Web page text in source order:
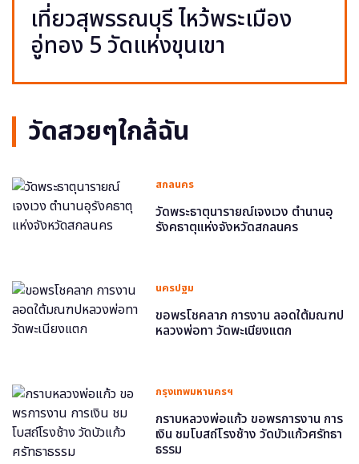
เที่ยวสุพรรณบุรี ไหว้พระเมือง
อู่ทอง 5 วัดแห่งขุนเขา
วัดสวยๆใกล้ฉัน
สกลนคร
วัดพระธาตุนารายณ์เจงเวง ตำนานอุ
รังคธาตุแห่งจังหวัดสกลนคร
นครปฐม
ขอพรโชคลาภ การงาน ลอดใต้มณฑป
หลวงพ่อทา วัดพะเนียงแตก
กรุงเทพมหานครฯ
กราบหลวงพ่อแก้ว ขอพรการงาน การ
เงิน ชมโบสถ์โรงช้าง วัดบัวแก้วศรัทธา
ธรรม